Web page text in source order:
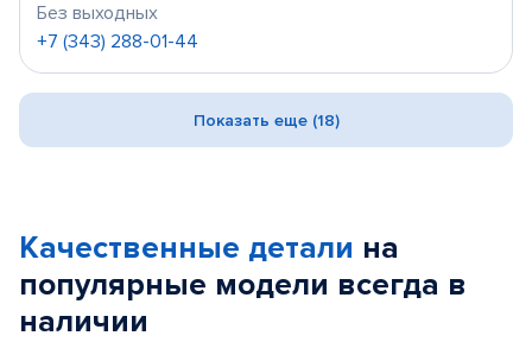
Без выходных
+7 (343) 288-01-44
Показать еще (18)
Качественные детали на
популярные модели всегда в
наличии